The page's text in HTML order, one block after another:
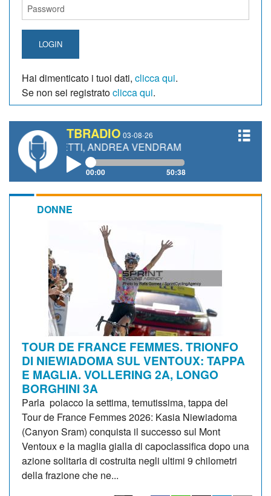
LOGIN
Hai dimenticato i tuoi dati, clicca qui.
Se non sei registratoclicca qui.
TBRADIO 03-08-26
ANDREA VENDRAME, FILIPPO FIORELLI
00:00 50:38
DONNE
TOUR DE FRANCE FEMMES. TRIONFO
DI NIEWIADOMA SUL VENTOUX: TAPPA
E MAGLIA. VOLLERING 2A, LONGO
BORGHINI 3A
Parla polacco la settima, temutissima, tappa del
Tour de France Femmes 2026: Kasia Niewiadoma
(Canyon Sram) conquista il successo sul Mont
Ventoux e la maglia gialla di capoclassifica dopo una
azione solitaria di costruita negli ultimi 9 chilometri
della frazione che ne...